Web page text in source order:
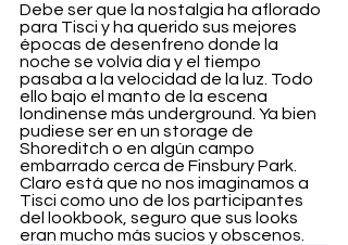
Debe ser que la nostalgia ha aflorado
para Tisci y ha querido sus mejores
épocas de desenfreno donde la
noche se volvía día y el tiempo
pasaba a la velocidad de la luz. Todo
ello bajo el manto de la escena
londinense más underground. Ya bien
pudiese ser en un storage de
Shoreditch o en algún campo
embarrado cerca de Finsbury Park.
Claro está que no nos imaginamos a
Tisci como uno de los participantes
del lookbook, seguro que sus looks
eran mucho más sucios y obscenos.